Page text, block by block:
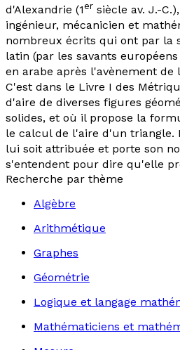
d'Alexandrie (1er siècle av. J.-
ingénieur, mécanicien et
nombreux écrits qui ont par la
latin (par les savants
en arabe après l'avènement de
C'est dans le Livre I des
d'aire de diverses figures
solides, et où il propose la
le calcul de l'aire d'un triangle.
lui soit attribuée et porte son
s'entendent pour dire qu'elle
Recherche par thème
Algèbre
Arithmétique
Graphes
Géométrie
Logique et langage
Mathématiciens et